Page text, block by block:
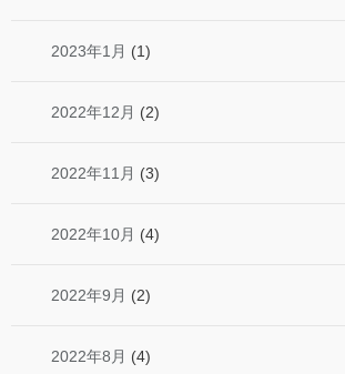
2023年1月 (1)
2022年12月 (2)
2022年11月 (3)
2022年10月 (4)
2022年9月 (2)
2022年8月 (4)